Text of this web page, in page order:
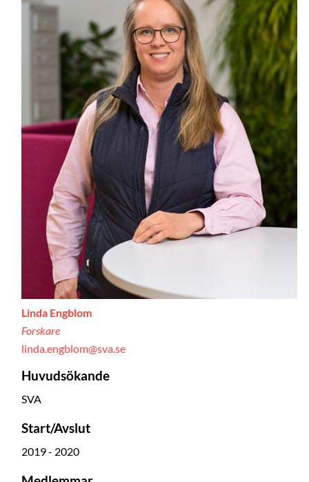
Linda Engblom
Forskare
linda.engblom@sva.se
Huvudsökande
SVA
Start/Avslut
2019 - 2020